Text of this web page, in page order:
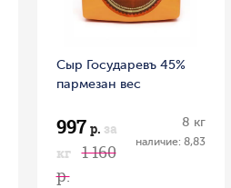
Сыр Государевъ 45%
пармезан вес
997 р. за
кг
1 160
р.
8 кг
наличие: 8,83